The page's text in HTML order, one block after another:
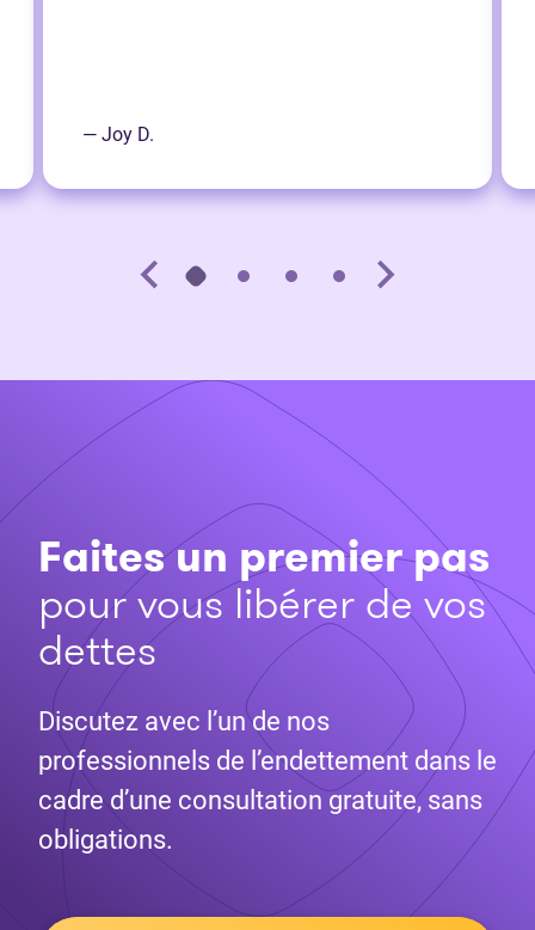
— Joy D.
Faites un premier pas
pour vous libérer de vos
dettes
Discutez avec l’un de nos
professionnels de l’endettement dans le
cadre d’une consultation gratuite, sans
obligations.